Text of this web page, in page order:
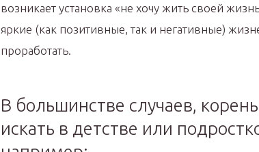
возникает установка «не хочу жить своей
яркие (как позитивные, так и негативные)
проработать.
В большинстве случаев,
искать в детстве или